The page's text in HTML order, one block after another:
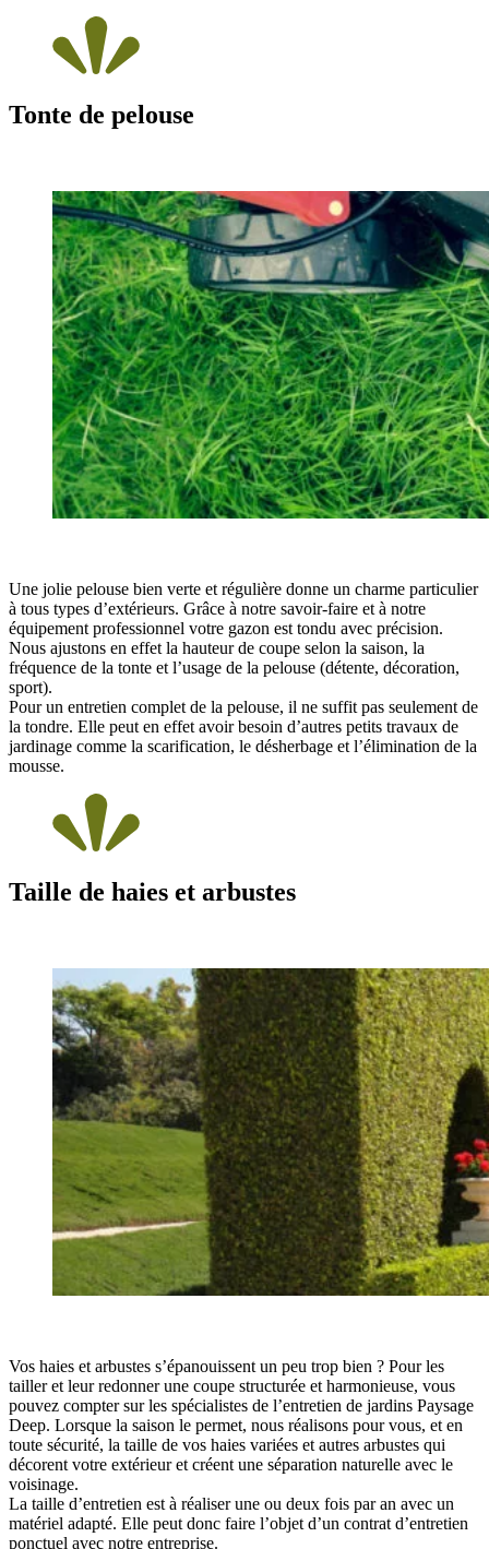
Tonte de pelouse
Une jolie pelouse bien verte et régulière donne un charme particulier
à tous types d’extérieurs. Grâce à notre savoir-faire et à notre
équipement professionnel votre gazon est tondu avec précision.
Nous ajustons en effet la hauteur de coupe selon la saison, la
fréquence de la tonte et l’usage de la pelouse (détente, décoration,
sport).
Pour un entretien complet de la pelouse, il ne suffit pas seulement de
la tondre. Elle peut en effet avoir besoin d’autres petits travaux de
jardinage comme la scarification, le désherbage et l’élimination de la
mousse.
Taille de haies et arbustes
Vos haies et arbustes s’épanouissent un peu trop bien ? Pour les
tailler et leur redonner une coupe structurée et harmonieuse, vous
pouvez compter sur les spécialistes de l’entretien de jardins Paysage
Deep. Lorsque la saison le permet, nous réalisons pour vous, et en
toute sécurité, la taille de vos haies variées et autres arbustes qui
décorent votre extérieur et créent une séparation naturelle avec le
voisinage.
La taille d’entretien est à réaliser une ou deux fois par an avec un
matériel adapté. Elle peut donc faire l’objet d’un contrat d’entretien
ponctuel avec notre entreprise.